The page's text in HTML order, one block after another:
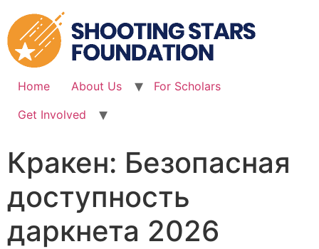
to
content
Home About Us
For Scholars
Get Involved
Кракен: Безопасная
доступность
даркнета 2026